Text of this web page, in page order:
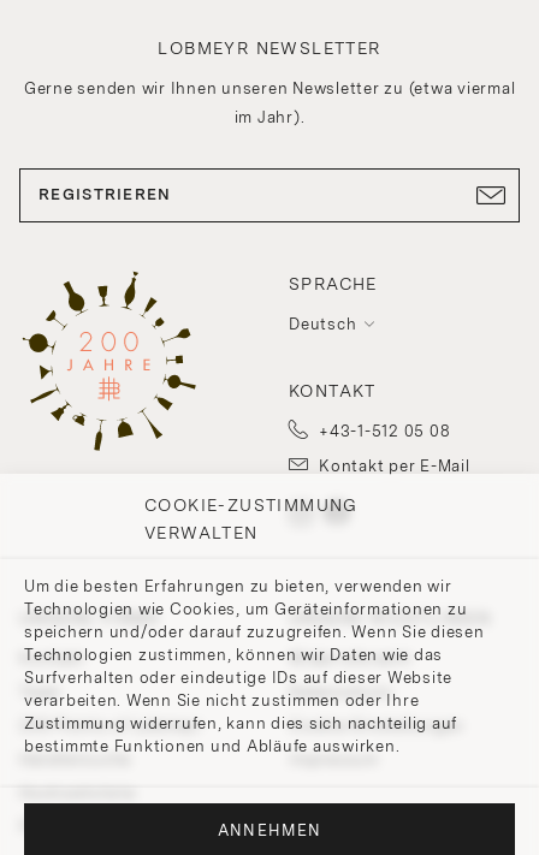
COOKIE-ZUSTIMMUNG
VERWALTEN
Um die besten Erfahrungen zu bieten, verwenden wir
Technologien wie Cookies, um Geräteinformationen zu
speichern und/oder darauf zuzugreifen. Wenn Sie diesen
Technologien zustimmen, können wir Daten wie das
Surfverhalten oder eindeutige IDs auf dieser Website
verarbeiten. Wenn Sie nicht zustimmen oder Ihre
Zustimmung widerrufen, kann dies sich nachteilig auf
bestimmte Funktionen und Abläufe auswirken.
ANNEHMEN
SPRACHE
Deutsch
KONTAKT
+43-1-512 05 08
Kontakt per E-Mail
UNSERE FIRMA
Kontakt
200 Points of Lobmeyr
UNSERE RICHTLINIEN
Widerrufsrecht
Datenschutz
Cookie-Einstellungen
LOBMEYR NEWSLETTER
Gerne senden wir Ihnen unseren Newsletter zu (etwa viermal
im Jahr).
REGISTRIEREN